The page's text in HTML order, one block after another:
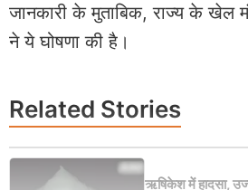
जानकारी के मुताबिक, राज्य के खेल
ने ये घोषणा की है।
Related Stories
ऋषिकेश में हादसा,